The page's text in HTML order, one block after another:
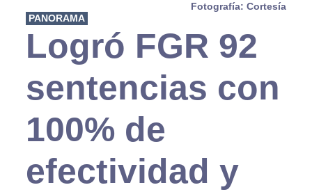
Fotografía: Cortesía
PANORAMA
Logró FGR 92
sentencias con
100% de
efectividad y